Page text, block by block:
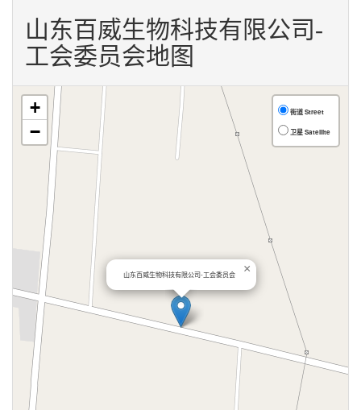
山东百威生物科技有限公司-
工会委员会地图
山东百威生物科技有限公司-工会委员会 ×
+
−
街道 Street
卫星 Satellite